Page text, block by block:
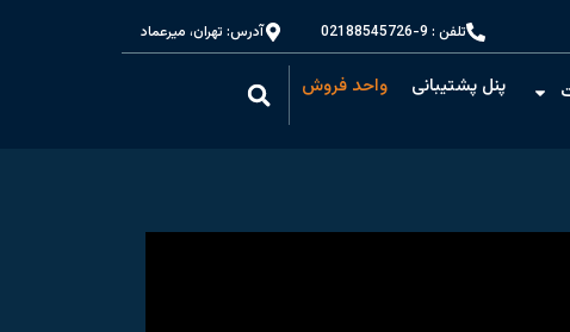
تلفن : 9-02188545726 آدرس: تهران، میرعماد
پنل پشتیبانی واحد فروش